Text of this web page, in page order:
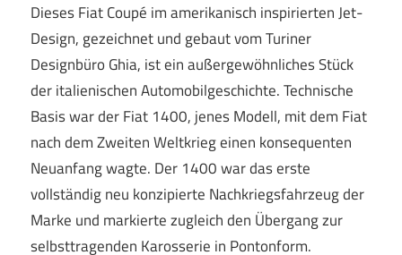
Dieses Fiat Coupé im amerikanisch inspirierten Jet-
Design, gezeichnet und gebaut vom Turiner
Designbüro Ghia, ist ein außergewöhnliches Stück
der italienischen Automobilgeschichte. Technische
Basis war der Fiat 1400, jenes Modell, mit dem Fiat
nach dem Zweiten Weltkrieg einen konsequenten
Neuanfang wagte. Der 1400 war das erste
vollständig neu konzipierte Nachkriegsfahrzeug der
Marke und markierte zugleich den Übergang zur
selbsttragenden Karosserie in Pontonform.